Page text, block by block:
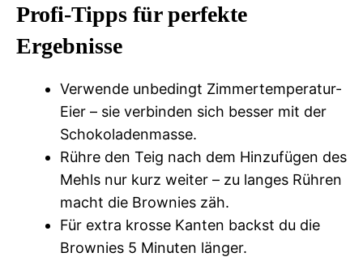
Profi-Tipps für perfekte
Ergebnisse
Verwende unbedingt Zimmertemperatur-
Eier – sie verbinden sich besser mit der
Schokoladenmasse.
Rühre den Teig nach dem Hinzufügen des
Mehls nur kurz weiter – zu langes Rühren
macht die Brownies zäh.
Für extra krosse Kanten backst du die
Brownies 5 Minuten länger.